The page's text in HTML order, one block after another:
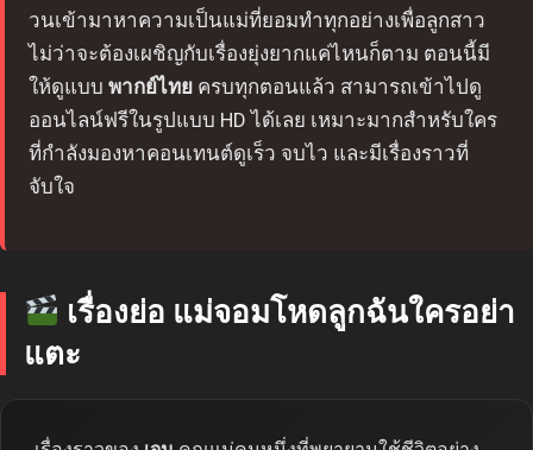
วนเข้ามาหาความเป็นแม่ที่ยอมทำทุกอย่างเพื่อลูกสาว
ไม่ว่าจะต้องเผชิญกับเรื่องยุ่งยากแค่ไหนก็ตาม ตอนนี้มี
ให้ดูแบบ พากย์ไทย ครบทุกตอนแล้ว สามารถเข้าไปดู
ออนไลน์ฟรีในรูปแบบ HD ได้เลย เหมาะมากสำหรับใคร
ที่กำลังมองหาคอนเทนต์ดูเร็ว จบไว และมีเรื่องราวที่
จับใจ
เรื่องย่อ แม่จอมโหดลูกฉันใครอย่า
แตะ